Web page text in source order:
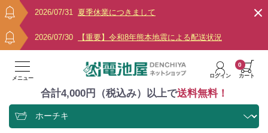
2026/07/31 夏季休業につきまして
2026/07/30 【重要】令和8年熊本地震による配送状況
メニュー ログイン カート
0
合計4,000円（税込み）以上で送料無料！